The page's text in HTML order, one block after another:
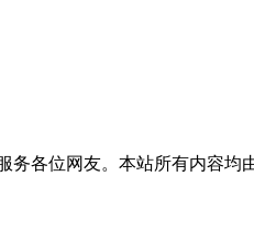
务各位网友。本站所有内容